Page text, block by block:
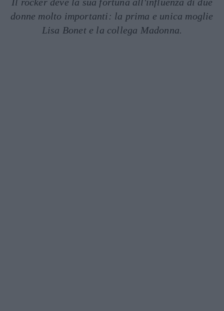
donne molto importanti: la prima e unica moglie
Lisa Bonet e la collega Madonna.